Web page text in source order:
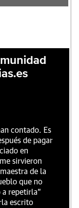
contado. Es
de pagar
en
sirvieron
de la
que no
a repetirla"
escrito